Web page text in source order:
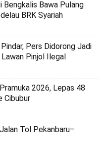
Bengkalis Bawa Pulang
BRK Syariah
Pers Didorong Jadi
Pinjol Ilegal
2026, Lepas 48
Cibubur
Tol Pekanbaru–